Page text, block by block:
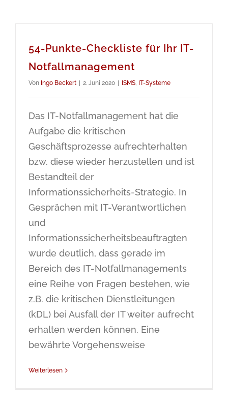
54-Punkte-Checkliste für Ihr IT-
Notfallmanagement
Von Ingo Beckert 2. Juni 2020 ISMS, IT-Systeme
Das IT-Notfallmanagement hat die
Aufgabe die kritischen
Geschäftsprozesse aufrechterhalten
bzw. diese wieder herzustellen und ist
Bestandteil der
Informationssicherheits-Strategie. In
Gesprächen mit IT-Verantwortlichen
und
Informationssicherheitsbeauftragten
wurde deutlich, dass gerade im
Bereich des IT-Notfallmanagements
eine Reihe von Fragen bestehen, wie
z.B. die kritischen Dienstleitungen
(kDL) bei Ausfall der IT weiter aufrecht
erhalten werden können. Eine
bewährte Vorgehensweise
Weiterlesen